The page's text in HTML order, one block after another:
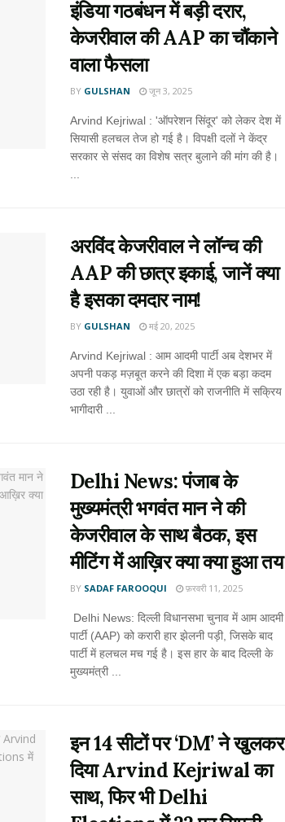
इंडिया गठबंधन में बड़ी दरार,
केजरीवाल की AAP का चौंकाने
वाला फैसला
BY GULSHAN जून 3, 2025
Arvind Kejriwal : 'ऑपरेशन सिंदूर' को लेकर देश में
सियासी हलचल तेज हो गई है। विपक्षी दलों ने केंद्र
सरकार से संसद का विशेष सत्र बुलाने की मांग की है।
अरविंद केजरीवाल ने लॉन्च की
AAP की छात्र इकाई, जानें क्या
है इसका दमदार नाम!
BY GULSHAN मई 20, 2025
Arvind Kejriwal : आम आदमी पार्टी अब देशभर में
अपनी पकड़ मज़बूत करने की दिशा में एक बड़ा कदम
उठा रही है। युवाओं और छात्रों को राजनीति में सक्रिय
भागीदारी ...
Delhi News: पंजाब के
मुख्यमंत्री भगवंत मान ने की
केजरीवाल के साथ बैठक, इस
मीटिंग में आख़िर क्या क्या हुआ तय
BY SADAF FAROOQUI फ़रवरी 11, 2025
Delhi News: दिल्ली विधानसभा चुनाव में आम आदमी
पार्टी (AAP) को करारी हार झेलनी पड़ी, जिसके बाद
पार्टी में हलचल मच गई है। इस हार के बाद दिल्ली के
मुख्यमंत्री ...
इन 14 सीटों पर ‘DM’ ने खुलकर
दिया Arvind Kejriwal का
साथ, फिर भी Delhi